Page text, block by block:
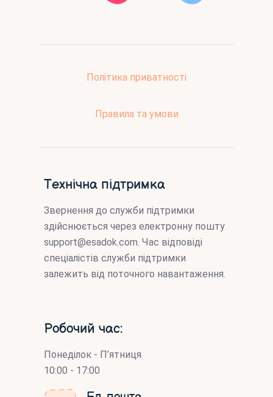
Політика приватності
Правила та умови
Технічна підтримка
Звернення до служби підтримки
здійснюється через електронну пошту
support@esadok.com. Час відповіді
спеціалістів служби підтримки
залежить від поточного навантаження.
Робочий час:
Понеділок - П’ятниця
10:00 - 17:00